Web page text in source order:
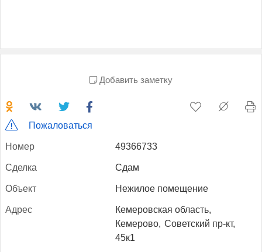
Добавить заметку
Пожаловаться
Но­мер 49366733
Сдел­ка Сдам
Объ­ект Нежилое помещение
Ад­рес
Кемеровская область,
Кемерово, Советский пр-кт,
45к1